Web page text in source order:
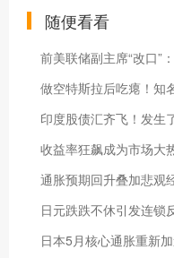
随便看看
印度股债汇齐飞！发生